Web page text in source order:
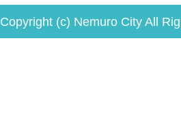
Copyright (c) Nemuro City All